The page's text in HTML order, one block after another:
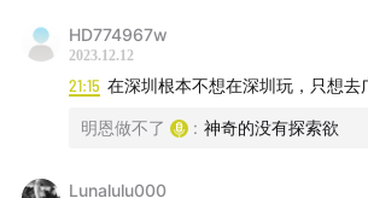
HD774967w
2023.12.12
21:15 在深圳根本不想在深圳玩，只想去
明恩做不了 : 神奇的没有探索欲
Lunalulu000